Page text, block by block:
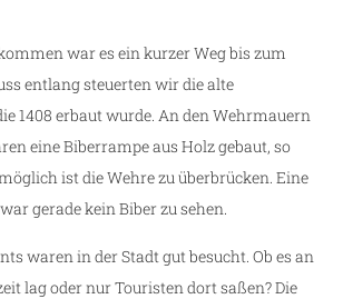
war es ein kurzer Weg bis zum
entlang steuerten wir die alte
1408 erbaut wurde. An den Wehrmauern
eine Biberrampe aus Holz gebaut, so
ist die Wehre zu überbrücken. Eine
gerade kein Biber zu sehen.
waren in der Stadt gut besucht. Ob es an
lag oder nur Touristen dort saßen? Die